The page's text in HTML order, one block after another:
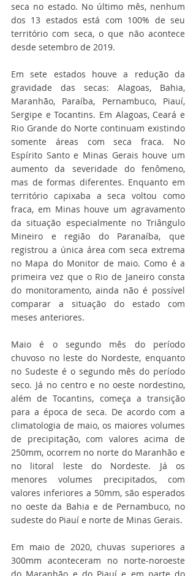
seca no estado. No último mês, nenhum
dos 13 estados está com 100% de seu
território com seca, o que não acontece
desde setembro de 2019.
Em sete estados houve a redução da
gravidade das secas: Alagoas, Bahia,
Maranhão, Paraíba, Pernambuco, Piauí,
Sergipe e Tocantins. Em Alagoas, Ceará e
Rio Grande do Norte continuam existindo
somente áreas com seca fraca. No
Espírito Santo e Minas Gerais houve um
aumento da severidade do fenômeno,
mas de formas diferentes. Enquanto em
território capixaba a seca voltou como
fraca, em Minas houve um agravamento
da situação especialmente no Triângulo
Mineiro e região do Paranaíba, que
registrou a única área com seca extrema
no Mapa do Monitor de maio. Como é a
primeira vez que o Rio de Janeiro consta
do monitoramento, ainda não é possível
comparar a situação do estado com
meses anteriores.
Maio é o segundo mês do período
chuvoso no leste do Nordeste, enquanto
no Sudeste é o segundo mês do período
seco. Já no centro e no oeste nordestino,
além de Tocantins, começa a transição
para a época de seca. De acordo com a
climatologia de maio, os maiores volumes
de precipitação, com valores acima de
250mm, ocorrem no norte do Maranhão e
no litoral leste do Nordeste. Já os
menores volumes precipitados, com
valores inferiores a 50mm, são esperados
no oeste da Bahia e de Pernambuco, no
sudeste do Piauí e norte de Minas Gerais.
Em maio de 2020, chuvas superiores a
300mm aconteceram no norte-noroeste